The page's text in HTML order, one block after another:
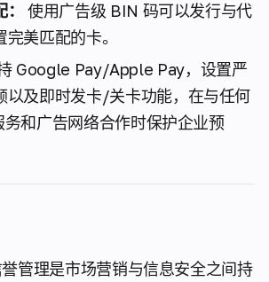
使用广告级 BIN 码可以发行与代
美匹配的卡。
Google Pay/Apple Pay，设置严
以及即时发卡/关卡功能，在与任何
务和广告网络合作时保护企业预
管理是市场营销与信息安全之间持